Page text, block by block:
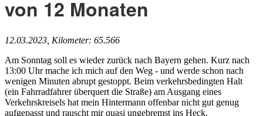
von 12 Monaten
12.03.2023, Kilometer: 65.566
Am Sonntag soll es wieder zurück nach Bayern gehen. Kurz nach
13:00 Uhr mache ich mich auf den Weg - und werde schon nach
wenigen Minuten abrupt gestoppt. Beim verkehrsbedingten Halt
(ein Fahrradfahrer überquert die Straße) am Ausgang eines
Verkehrskreisels hat mein Hintermann offenbar nicht gut genug
aufgepasst und rauscht mir quasi ungebremst ins Heck.